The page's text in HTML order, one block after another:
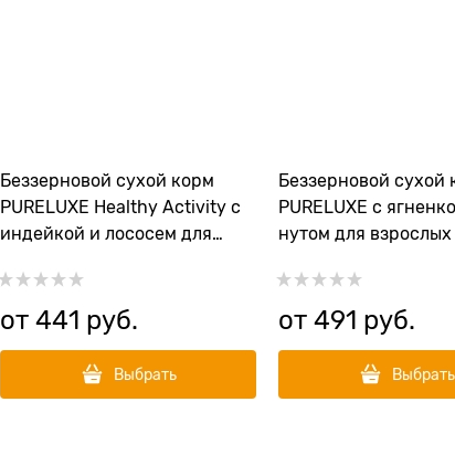
Беззерновой сухой корм
PURELUXE Healthy Activity с
индейкой и лососем для
от 441 руб.
Выбрать
Беззерновой сухой
PURELUXE с
нутом для взрослых
от 491 руб.
Выбрать